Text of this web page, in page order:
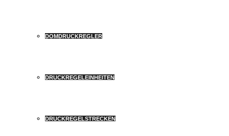
DOMDRUCKREGLER
DRUCKREGELEINHEITEN
DRUCKREGELSTRECKEN